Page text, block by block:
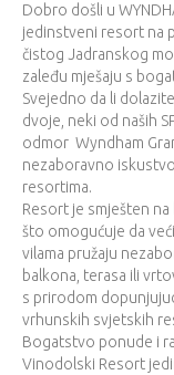
Dobro došli u
jedinstveni resort na
čistog Jadranskog
zaleđu mješaju s
Svejedno da li
dvoje, neki od naših
odmor Wyndham
nezaboravno
resortima.
Resort je smješten
što omogućuje da
vilama pružaju
balkona, terasa ili
s prirodom
vrhunskih svjetskih
Bogatstvo ponude i
Vinodolski Resort